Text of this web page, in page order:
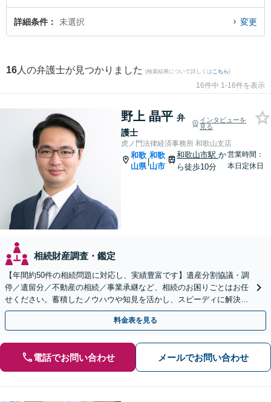
ブル解決の実績豊富な近くの弁護士を検索したい』『初回相談無料で相続財産
調査・鑑定を法律相談できる和歌山市内の弁護士に相談予約したい』などでお
詳細条件 未選択 変更
16 人の弁護士が見つかりました (検索結果について詳しくは こちら)
16件中 1-16件を表示
野上 晶平 弁
護士
インタビューを
見る
虎ノ門法律経済事務所 和歌山支店
和歌
山県
|
和歌
山市
和歌山市駅 か
ら徒歩10分
営業時間：
本日定休日
相続財産調査・鑑定
【年間約50件の相続問題に対応し、実績豊富です】遺産分割協議・調
停／遺留分／不動産の相続／事業承継など、相続のお困りごとはお任
せください。蓄積したノウハウや知見を活かし、スピーディに解決を
目指します【初回相談30分無料】【和歌山市駅５分】
料金表を見る
電話でお問い合わせ メールでお問い合わせ